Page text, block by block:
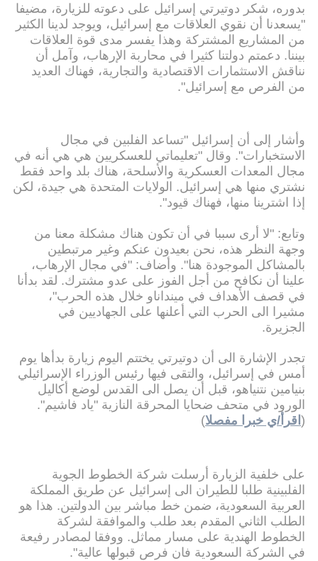
بدوره، شكر دوتيرتي إسرائيل على دعوته للزيارة، مضيفا
"يسعدنا أن نقوي العلاقات مع إسرائيل، ويوجد لدينا الكثير
من المشاريع المشتركة وهذا يفسر مدى قوة العلاقات
بيننا. دعمتم دولتنا كثيرا في محاربة الإرهاب، وآمل أن
نناقش الاستثمارات الاقتصادية والتجارية، فهناك العديد
من الفرص مع إسرائيل".
وأشار إلى أن إسرائيل "تساعد الفلبين في مجال
الاستخبارات". وقال "تعليماتي للعسكريين هي هي أنه في
مجال المعدات العسكرية والأسلحة، هناك بلد واحد فقط
نشتري منها هي إسرائيل. الولايات المتحدة هي جيدة، لكن
إذا اشترينا منها، فهناك قيود".
وتابع: "لا أرى سببا في أن تكون هناك مشكلة معنا من
وجهة النظر هذه، نحن بعيدون عنكم وغير مرتبطين
بالمشاكل الموجودة هنا". وأضاف: "في مجال الإرهاب،
علينا أن نكافح من أجل الفوز على عدو مشترك. لقد بدأنا
في قصف الأهداف في مينداناو خلال هذه الحرب"،
مشيرا الى الحرب التي أعلنها على الجهاديين في
الجزيرة.
تجدر الإشارة الى أن دوتيرتي يختتم اليوم زيارة بدأها يوم
أمس في إسرائيل، والتقى فيها رئيس الوزراء الإسرائيلي
بنيامين نتنياهو، قبل أن يصل الى القدس لوضع أكاليل
الورود في متحف ضحايا المحرقة النازية "ياد فاشيم".
( اقرأ/ي خبرا مفصلا)
على خلفية الزيارة أرسلت شركة الخطوط الجوية
الفلبينية طلبا للطيران الى إسرائيل عن طريق المملكة
العربية السعودية، ضمن خط مباشر بين الدولتين. هذا هو
الطلب الثاني المقدم بعد طلب والموافقة لشركة
الخطوط الهندية على مسار مماثل. ووفقا لمصادر رفيعة
في الشركة السعودية فان فرص قبولها عالية".